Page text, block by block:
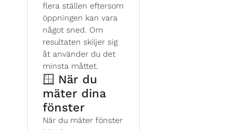
flera ställen eftersom
öppningen kan vara
något sned. Om
resultaten skiljer sig
åt använder du det
minsta måttet.
🪟 När du
mäter dina
fönster
När du mäter fönster